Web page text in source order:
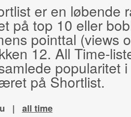
er en løbende
på top 10 eller
pointtal (views
12. All Time-
popularitet
på Shortlist.
| all time